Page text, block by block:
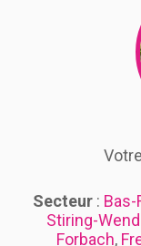
Secteur : Bas-
Stiring-
Forbach,